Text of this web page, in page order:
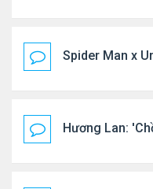
Spider Man x
Hương Lan: